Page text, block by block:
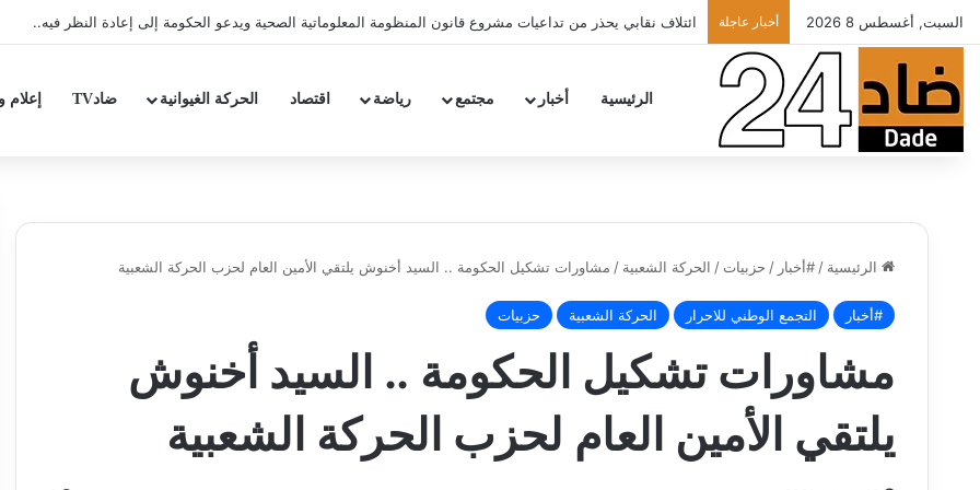
السبت, أغسطس 8 2026 أخبار عاجلة الأطباء الخواص يدعون أخنوش لتطبيق شعار الدولة الاجتماعية بتقليص كلفة العلاج على المرضى…
الرئيسية أخبار مجتمع رياضة اقتصاد الحركة الغيوانية ضادTV إعلام
الرئيسية / #أخبار / حزبيات / الحركة الشعبية / مشاورات تشكيل الحكومة .. السيد أخنوش يلتقي الأمين العام لحزب الحركة الشعبية
#أخبار التجمع الوطني للاحرار الحركة الشعبية حزبيات
مشاورات تشكيل الحكومة .. السيد أخنوش
يلتقي الأمين العام لحزب الحركة الشعبية